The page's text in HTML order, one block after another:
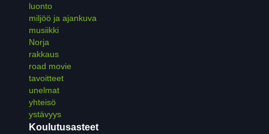
luonto
miljöö ja ajankuva
musiikki
Norja
rakkaus
road movie
tavoitteet
unelmat
yhteisö
ystävyys
Koulutusasteet